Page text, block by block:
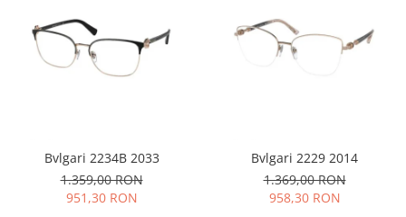
Bvlgari 2234B 2033
1.359,00 RON
951,30 RON
Bvlgari 2229 2014
1.369,00 RON
958,30 RON